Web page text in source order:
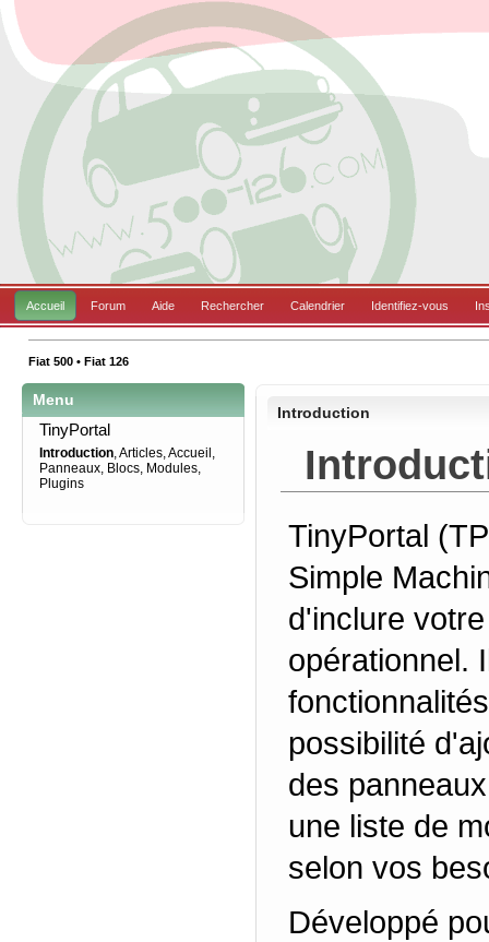
Accueil Forum Aide Rechercher Calendrier Identifiez-vous
Fiat 500 • Fiat 126
Menu
TinyPortal
Introduction,Articles,Accueil ,
Panneaux, Blocs, Modules,
Plugins
Introduction
TinyPortal
Simple
d'inclure
opérationnel.
possibilité
des
une liste de
selon vos
Développé